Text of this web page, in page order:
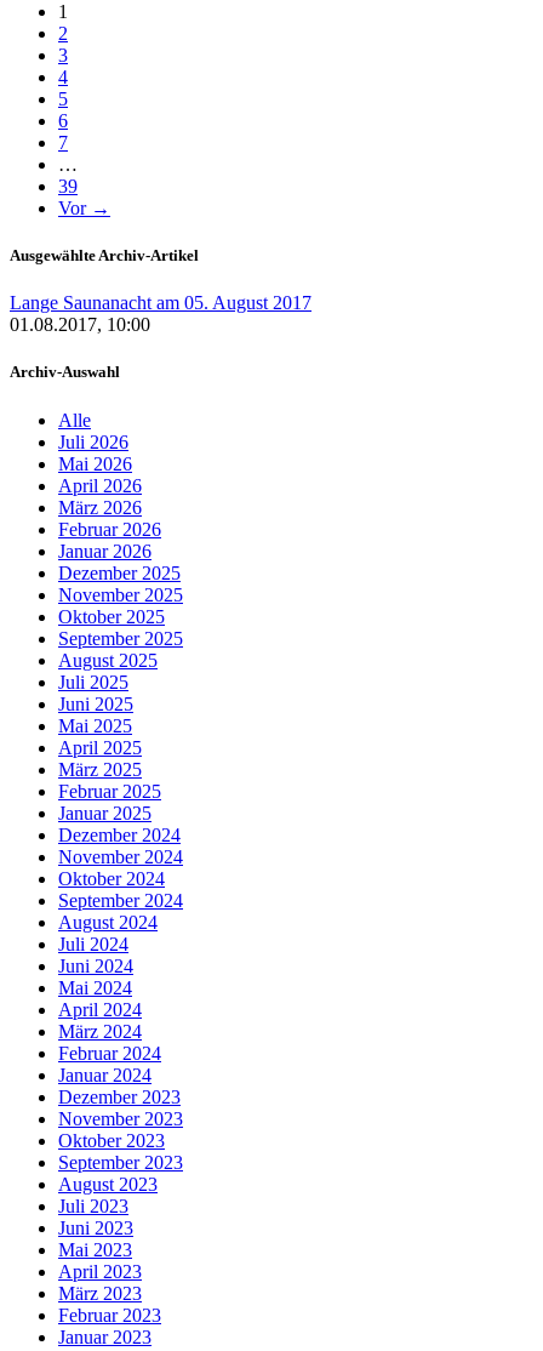
1
2
3
4
5
6
7
…
39
Vor →
Ausgewählte Archiv-Artikel
Lange Saunanacht am 05. August 2017
01.08.2017, 10:00
Archiv-Auswahl
Alle
Juli 2026
Mai 2026
April 2026
März 2026
Februar 2026
Januar 2026
Dezember 2025
November 2025
Oktober 2025
September 2025
August 2025
Juli 2025
Juni 2025
Mai 2025
April 2025
März 2025
Februar 2025
Januar 2025
Dezember 2024
November 2024
Oktober 2024
September 2024
August 2024
Juli 2024
Juni 2024
Mai 2024
April 2024
März 2024
Februar 2024
Januar 2024
Dezember 2023
November 2023
Oktober 2023
September 2023
August 2023
Juli 2023
Juni 2023
Mai 2023
April 2023
März 2023
Februar 2023
Januar 2023